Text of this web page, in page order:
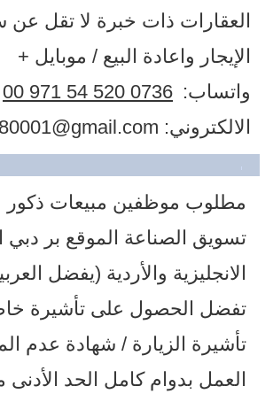
العقارات ذات خبرة لا تقل
الإيجار واعادة البيع ​/ موبايل +
واتساب: 00 971 54 520 0736
الالكتروني:
مطلوب موظفين مبيعات ذكور
تسويق الصناعة الموقع بر دبي
الانجليزية والأردية (يفضل
تفضل الحصول على تأشيرة
تأشيرة الزيارة / شهادة عدم
العمل بدوام كامل الحد